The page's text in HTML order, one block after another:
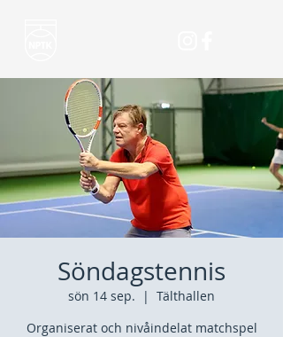
Söndagstennis
sön 14 sep.
  |
Tälthallen
Organiserat och nivåindelat matchspel